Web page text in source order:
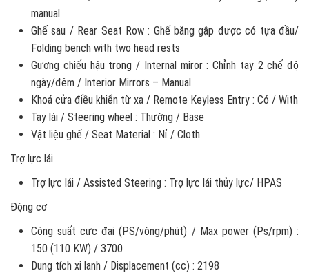
manual
Ghế sau / Rear Seat Row : Ghế băng gập được có tựa đầu/
Folding bench with two head rests
Gương chiếu hậu trong / Internal miror : Chỉnh tay 2 chế độ
ngày/đêm / Interior Mirrors – Manual
Khoá cửa điều khiển từ xa / Remote Keyless Entry : Có / With
Tay lái / Steering wheel : Thường / Base
Vật liệu ghế / Seat Material : Nỉ / Cloth
Trợ lực lái
Trợ lực lái / Assisted Steering : Trợ lực lái thủy lực/ HPAS
Động cơ
Công suất cực đại (PS/vòng/phút) / Max power (Ps/rpm) :
150 (110 KW) / 3700
Dung tích xi lanh / Displacement (cc) : 2198